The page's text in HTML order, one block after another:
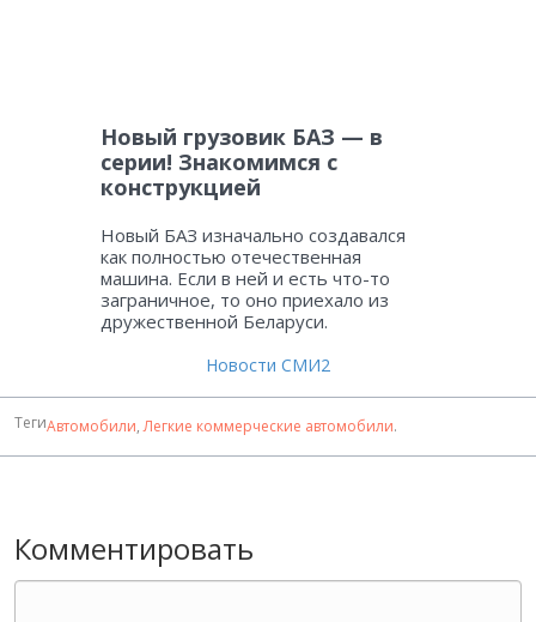
Новый грузовик БАЗ — в
серии! Знакомимся с
конструкцией
Новый БАЗ изначально создавался
как полностью отечественная
машина. Если в ней и есть что-то
заграничное, то оно приехало из
дружественной Беларуси.
Новости СМИ2
ТегиАвтомобили,Легкие коммерческие автомобили.
Комментировать